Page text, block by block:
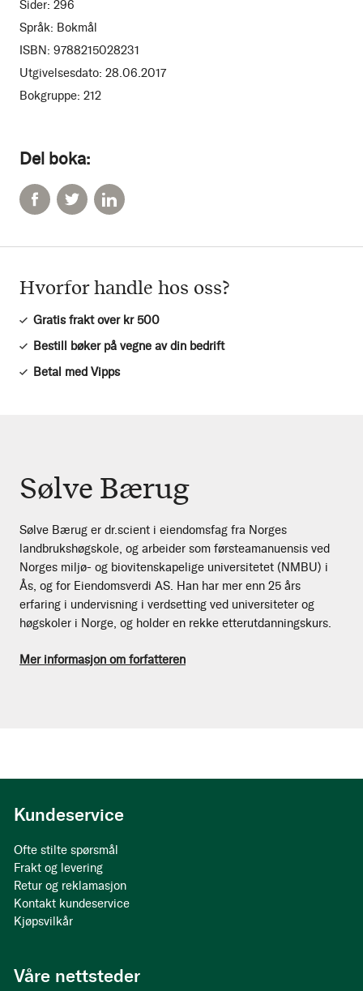
Del boka:
Sider: 296
Språk: Bokmål
ISBN: 9788215028231
Utgivelsesdato: 28.06.2017
Bokgruppe: 212
Hvorfor handle hos oss?
Gratis frakt over kr 500
Bestill bøker på vegne av din bedrift
Betal med Vipps
Sølve Bærug
Sølve Bærug er dr.scient i eiendomsfag fra Norges
landbrukshøgskole, og arbeider som førsteamanuensis ved
Norges miljø- og biovitenskapelige universitetet (NMBU) i
Ås, og for Eiendomsverdi AS. Han har mer enn 25 års
erfaring i undervisning i verdsetting ved universiteter og
høgskoler i Norge, og holder en rekke etterutdanningskurs.
Mer informasjon om forfatteren
Kundeservice
Ofte stilte spørsmål
Frakt og levering
Retur og reklamasjon
Kontakt kundeservice
Kjøpsvilkår
Våre nettsteder